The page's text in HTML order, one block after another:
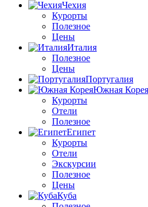
Чехия
Курорты
Полезное
Цены
Италия
Полезное
Цены
Португалия
Южная Корея
Курорты
Отели
Полезное
Египет
Курорты
Отели
Экскурсии
Полезное
Цены
Куба